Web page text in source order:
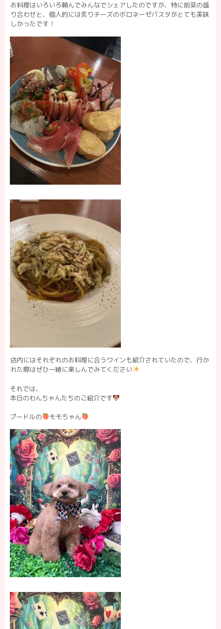
お料理はいろいろ頼んでみんなでシェアしたのですが、特に前菜の盛
り合わせと、個人的には炙りチーズのボロネーゼパスタがとても美味
しかったです！
店内にはそれぞれのお料理に合うワインも紹介されていたので、行か
れた際はぜひ一緒に楽しんでみてください
それでは、
本日のわんちゃんたちのご紹介です
プードルの モモちゃん